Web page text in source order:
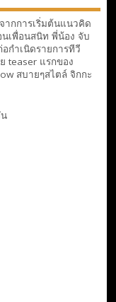
ากการเริ่มต้นแนวคิด
นเพื่อนสนิท พี่น้อง จับ
กำเนิดรายการทีวี
teaser แรกของ
สบายๆสไตล์ จิกกะ